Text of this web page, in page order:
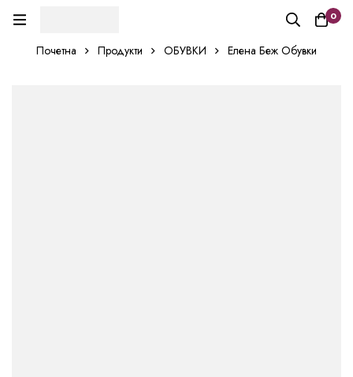
0
Почетна Продукти ОБУВКИ Елена Беж Обувки